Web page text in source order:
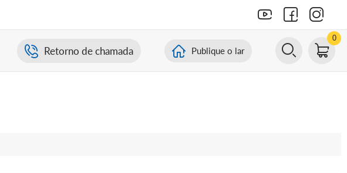
Retorno de chamada Publique o lar
0